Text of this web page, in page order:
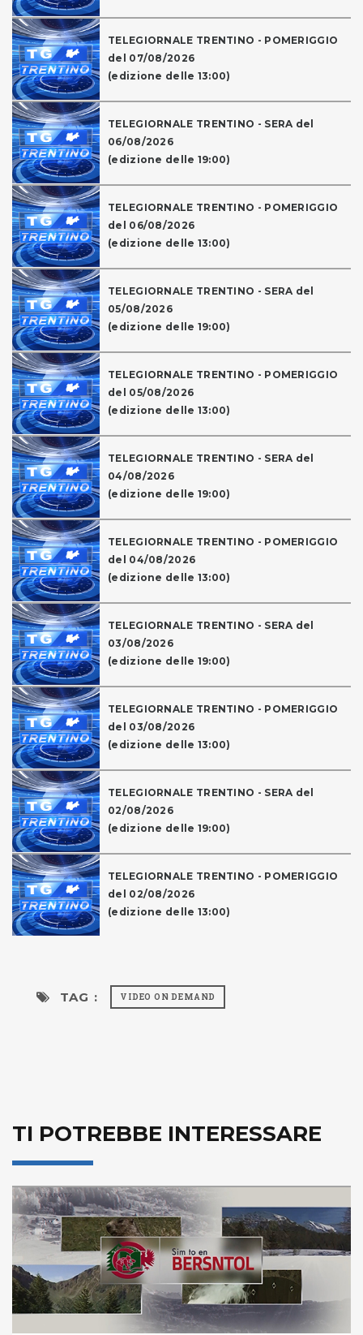
TELEGIORNALE TRENTINO - POMERIGGIO
del 07/08/2026
(edizione delle 13:00)
TELEGIORNALE TRENTINO - SERA del
06/08/2026
(edizione delle 19:00)
TELEGIORNALE TRENTINO - POMERIGGIO
del 06/08/2026
(edizione delle 13:00)
TELEGIORNALE TRENTINO - SERA del
05/08/2026
(edizione delle 19:00)
TELEGIORNALE TRENTINO - POMERIGGIO
del 05/08/2026
(edizione delle 13:00)
TELEGIORNALE TRENTINO - SERA del
04/08/2026
(edizione delle 19:00)
TELEGIORNALE TRENTINO - POMERIGGIO
del 04/08/2026
(edizione delle 13:00)
TELEGIORNALE TRENTINO - SERA del
03/08/2026
(edizione delle 19:00)
TELEGIORNALE TRENTINO - POMERIGGIO
del 03/08/2026
(edizione delle 13:00)
TELEGIORNALE TRENTINO - SERA del
02/08/2026
(edizione delle 19:00)
TELEGIORNALE TRENTINO - POMERIGGIO
del 02/08/2026
(edizione delle 13:00)
TAG : VIDEO ON DEMAND
TI POTREBBE INTERESSARE